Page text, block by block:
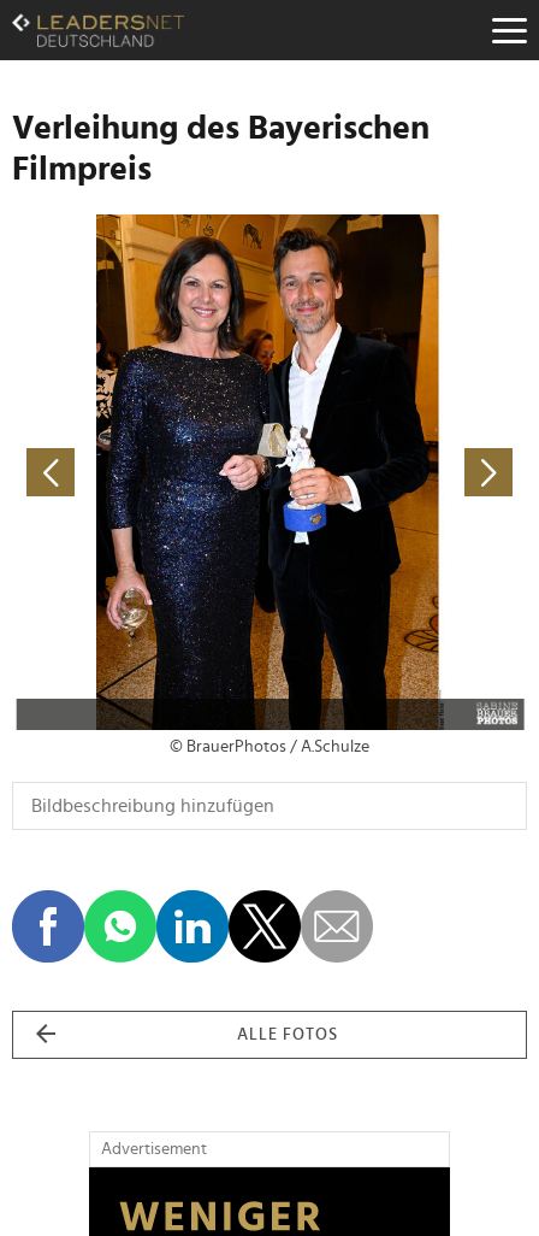
Zum
Inhalt
Zur
Navigation
Zur
Hauptnavigation
Verleihung des Bayerischen
Filmpreis
© BrauerPhotos / A.Schulze
ALLE FOTOS
Advertisement